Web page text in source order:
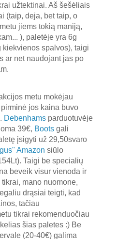
užtektinai. Aš šešėliais
(taip, deja, bet taip, o
jiems tokią maniją,
), paletėje yra 6g
kiekvienos spalvos), taigi
ar net naudojant jas po
metu mokėjau
jos kaina buvo
Debenhamsparduotuvėje
39€, Bootsgali
įsigyti už 29,50svaro
Amazon siūlo
Taigi be specialių
beveik visur vienoda ir
mano nuomone,
drąsiai teigti, kad
tačiau
tikrai rekomenduočiau
šias paletes :) Be
(20-40€) galima